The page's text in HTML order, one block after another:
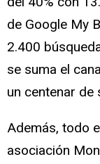
de Google My
2.400
se suma el
un centenar de
Además, todo
asociación